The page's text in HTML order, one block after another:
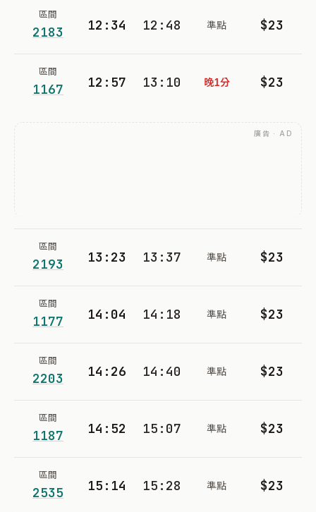
區間
2183 12:34 12:48 準點 $23
區間
1167 12:57 13:10 晚1分 $23
廣告 · AD
區間
2193 13:23 13:37 準點 $23
區間
1177 14:04 14:18 準點 $23
區間
2203 14:26 14:40 準點 $23
區間
1187 14:52 15:07 準點 $23
區間
2535 15:14 15:28 準點 $23